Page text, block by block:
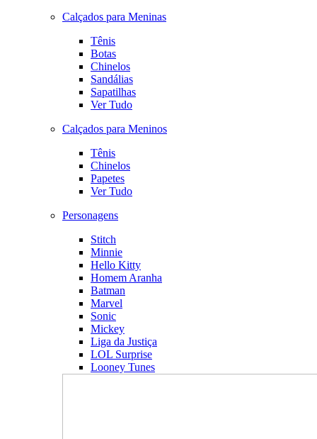
Calçados para Meninas
Tênis
Botas
Chinelos
Sandálias
Sapatilhas
Ver Tudo
Calçados para Meninos
Tênis
Chinelos
Papetes
Ver Tudo
Personagens
Stitch
Minnie
Hello Kitty
Homem Aranha
Batman
Marvel
Sonic
Mickey
Liga da Justiça
LOL Surprise
Looney Tunes